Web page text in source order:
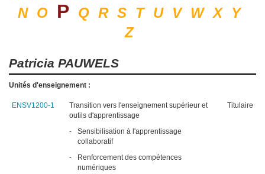
N
O P Q R S T U V W X
Y
Z
Patricia PAUWELS
Unités d'enseignement :
ENSV1200-1
Transition vers l'enseignement supérieur et
outils d'apprentissage
Titulaire
-
Sensibilisation à l'apprentissage
collaboratif
-
Renforcement des compétences
numériques